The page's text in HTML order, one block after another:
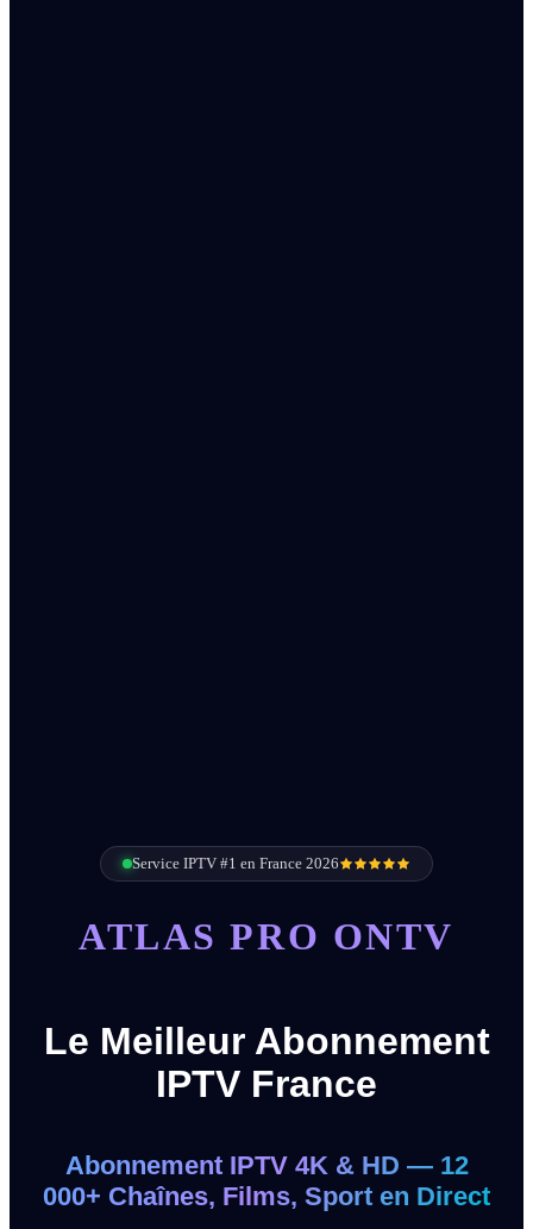
Service IPTV #1 en France 2026
ATLAS PRO ONTV
Le Meilleur Abonnement
IPTV France
Abonnement IPTV 4K & HD — 12
000+ Chaînes, Films, Sport en Direct